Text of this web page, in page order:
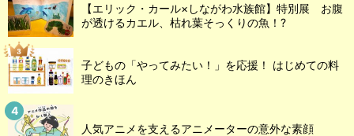
【エリック・カール×しながわ水族館】特別展 お腹
が透けるカエル、枯れ葉そっくりの魚！?
子どもの「やってみたい！」を応援！ はじめての料
理のきほん
人気アニメを支えるアニメーターの意外な素顔